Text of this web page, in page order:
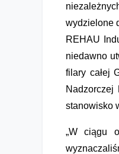
wydzielone
REHAU
niedawno
filary całej
Nadzorczej
stanowisko
„W ciągu